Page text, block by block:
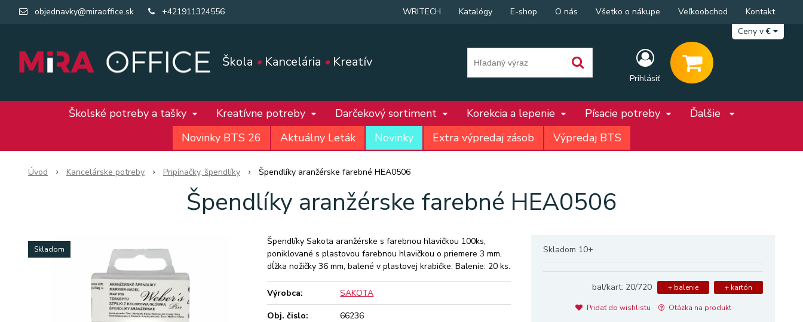
Škola •Kancelária •Kreatív
objednavky@miraoffice.sk +421911324556
Prihlásiť
WRITECH Katalógy E-shop O nás Všetko o nákupe Veľkoobchod
Kontakt
Ceny v€
Školské potreby a tašky Kreatívne potreby Darčekový sortiment Korekcia a lepenie Písacie potreby
Ďalšie
Novinky BTS 26
Aktuálny Leták Novinky Extra výpredaj zásob Výpredaj BTS
Úvod Kancelárske potreby Pripínačky, špendlíky Špendlíky aranžérske farebné HEA0506
Špendlíky aranžérske farebné HEA0506
Skladom Skladom 10+
bal/kart: 20/720 + balenie + kartón
Pridať do wishlistu Otázka na produkt
Špendlíky Sakota aranžérske s farebnou hlavičkou 100ks,
poniklované s plastovou farebnou hlavičkou o priemere 3 mm,
dĺžka nožičky 36 mm, balené v plastovej krabičke. Balenie: 20 ks.
Výrobca:
SAKOTA
Obj. čislo:
66236